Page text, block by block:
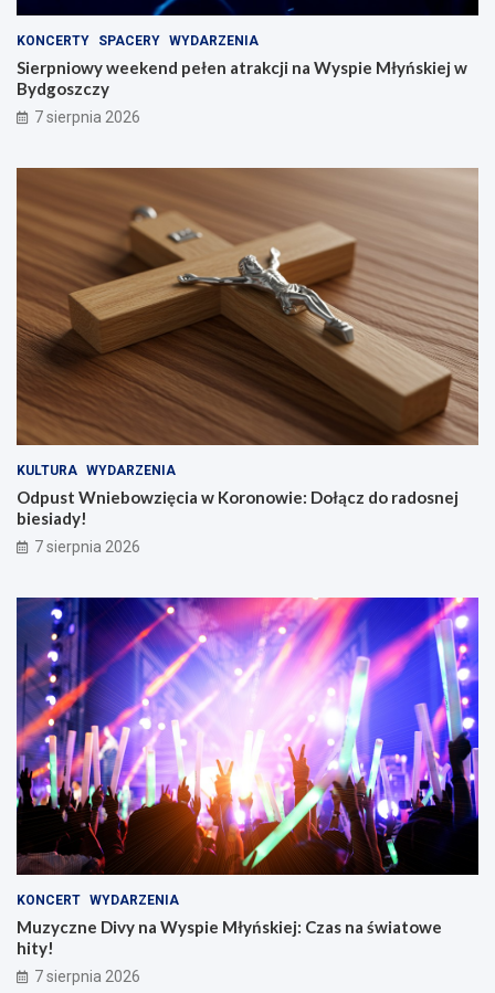
KONCERTY SPACERY WYDARZENIA
Sierpniowy weekend pełen atrakcji na Wyspie Młyńskiej w
Bydgoszczy
7 sierpnia 2026
KULTURA WYDARZENIA
Odpust Wniebowzięcia w Koronowie: Dołącz do radosnej
biesiady!
7 sierpnia 2026
KONCERT WYDARZENIA
Muzyczne Divy na Wyspie Młyńskiej: Czas na światowe
hity!
7 sierpnia 2026